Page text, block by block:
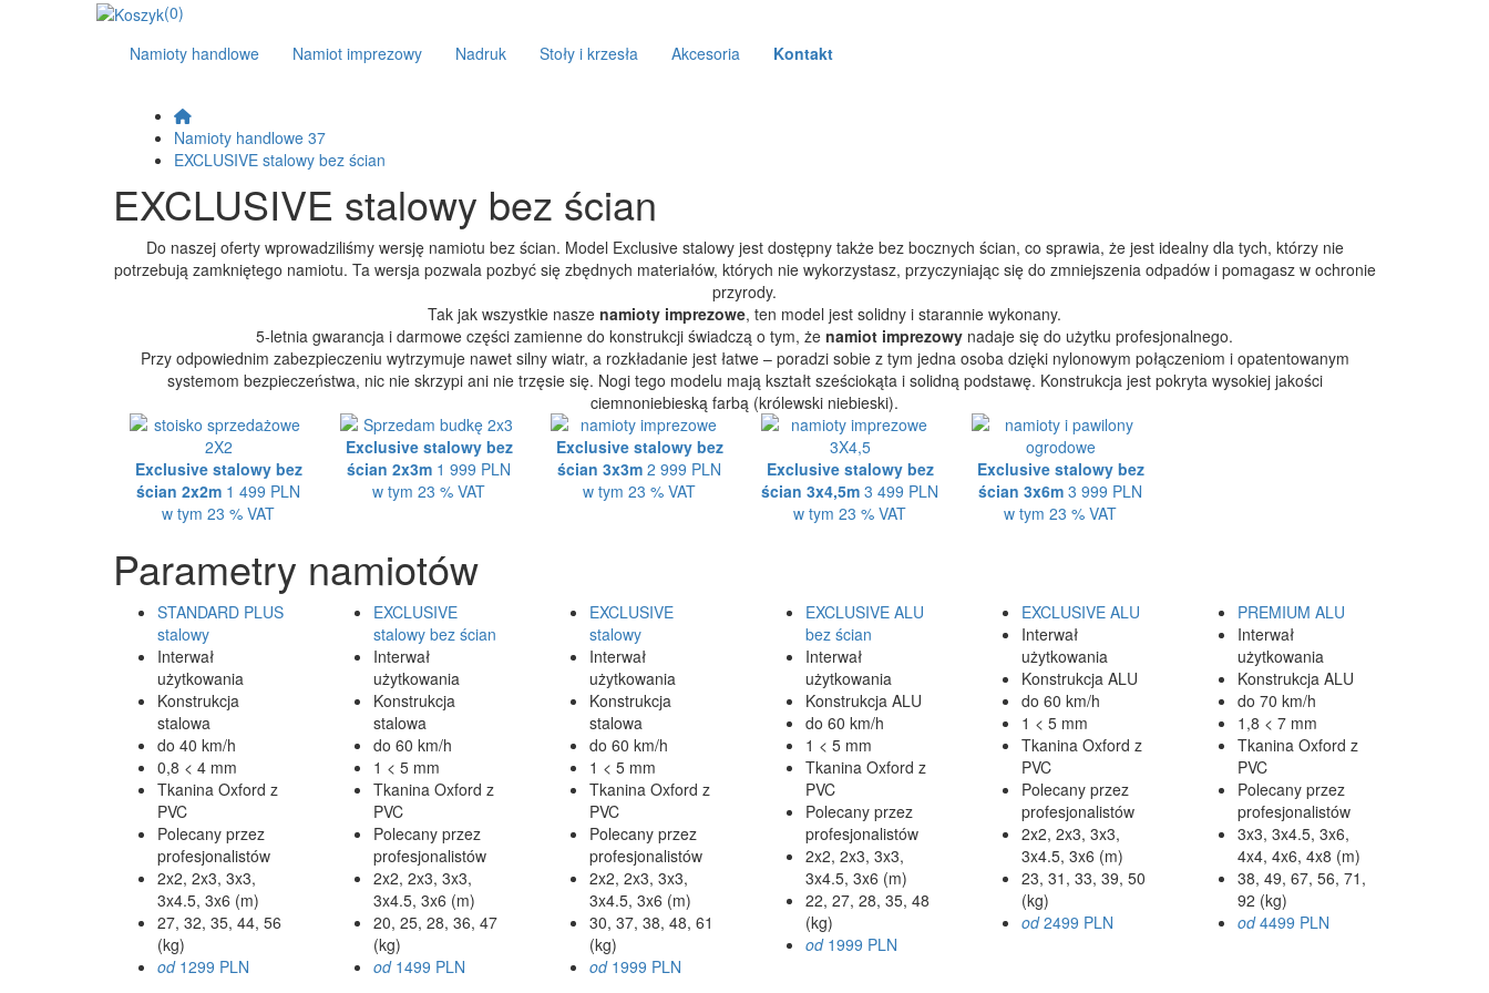
(0)
Namioty handlowe
Namiot imprezowy Nadruk Stoły i krzesła Akcesoria Kontakt
Namioty handlowe 37
EXCLUSIVE stalowy bez ścian
EXCLUSIVE stalowy bez ścian
Do naszej oferty wprowadziliśmy wersję namiotu bez ścian. Model Exclusive stalowy jest dostępny także bez bocznych ścian, co sprawia, że jest idealny dla tych, którzy nie
potrzebują zamkniętego namiotu. Ta wersja pozwala pozbyć się zbędnych materiałów, których nie wykorzystasz, przyczyniając się do zmniejszenia odpadów i pomagasz w ochronie
przyrody.
Tak jak wszystkie nasze namioty imprezowe, ten model jest solidny i starannie wykonany.
5-letnia gwarancja i darmowe części zamienne do konstrukcji świadczą o tym, że namiot imprezowy nadaje się do użytku profesjonalnego.
Przy odpowiednim zabezpieczeniu wytrzymuje nawet silny wiatr, a rozkładanie jest łatwe – poradzi sobie z tym jedna osoba dzięki nylonowym połączeniom i opatentowanym
systemom bezpieczeństwa, nic nie skrzypi ani nie trzęsie się. Nogi tego modelu mają kształt sześciokąta i solidną podstawę. Konstrukcja jest pokryta wysokiej jakości
ciemnoniebieską farbą (królewski niebieski).
Exclusive stalowy bez
ścian 2x2m 1 499 PLN
w tym 23 % VAT
Exclusive stalowy bez
ścian 2x3m 1 999 PLN
w tym 23 % VAT
Exclusive stalowy bez
ścian 3x3m 2 999 PLN
w tym 23 % VAT
Exclusive stalowy bez
ścian 3x4,5m 3 499 PLN
w tym 23 % VAT
Exclusive stalowy bez
ścian 3x6m 3 999 PLN
w tym 23 % VAT
Parametry namiotów
STANDARD PLUS
stalowy
Interwał
użytkowania
Konstrukcja
stalowa
do 40 km/h
0,8 < 4 mm
Tkanina Oxford z
PVC
Polecany przez
profesjonalistów
2x2, 2x3, 3x3,
3x4.5, 3x6 (m)
27, 32, 35, 44, 56
(kg)
od1299 PLN
EXCLUSIVE
stalowy bez ścian
Interwał
użytkowania
Konstrukcja
stalowa
do 60 km/h
1 < 5 mm
Tkanina Oxford z
PVC
Polecany przez
profesjonalistów
2x2, 2x3, 3x3,
3x4.5, 3x6 (m)
20, 25, 28, 36, 47
(kg)
od1499 PLN
EXCLUSIVE
stalowy
Interwał
użytkowania
Konstrukcja
stalowa
do 60 km/h
1 < 5 mm
Tkanina Oxford z
PVC
Polecany przez
profesjonalistów
2x2, 2x3, 3x3,
3x4.5, 3x6 (m)
30, 37, 38, 48, 61
(kg)
od1999 PLN
EXCLUSIVE ALU
bez ścian
Interwał
użytkowania
Konstrukcja ALU
do 60 km/h
1 < 5 mm
Tkanina Oxford z
PVC
Polecany przez
profesjonalistów
2x2, 2x3, 3x3,
3x4.5, 3x6 (m)
22, 27, 28, 35, 48
(kg)
od1999 PLN
EXCLUSIVE ALU
Interwał
użytkowania
Konstrukcja ALU
do 60 km/h
1 < 5 mm
Tkanina Oxford z
PVC
Polecany przez
profesjonalistów
2x2, 2x3, 3x3,
3x4.5, 3x6 (m)
23, 31, 33, 39, 50
(kg)
od2499 PLN
PREMIUM ALU
Interwał
użytkowania
Konstrukcja ALU
do 70 km/h
1,8 < 7 mm
Tkanina Oxford z
PVC
Polecany przez
profesjonalistów
3x3, 3x4.5, 3x6,
4x4, 4x6, 4x8 (m)
38, 49, 67, 56, 71,
92 (kg)
od4499 PLN